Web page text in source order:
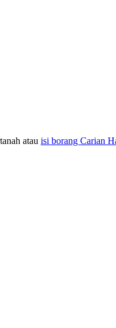
atau isi borang Carian